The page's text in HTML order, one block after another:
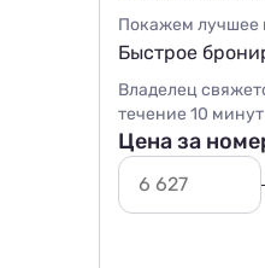
Покажем лучшее
Быстрое
Владелец
течение 10 минут
Цена за